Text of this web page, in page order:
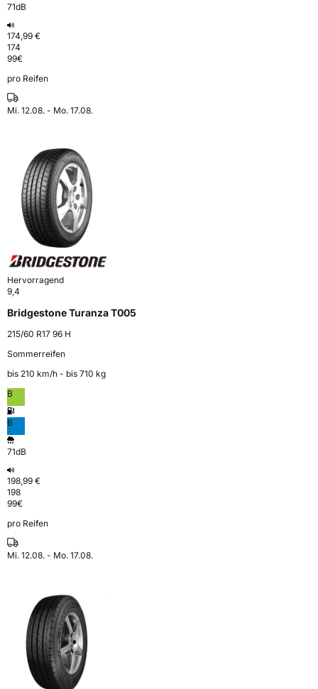
71dB
174,99 €
174
99€
pro Reifen
Mi. 12.08. - Mo. 17.08.
Hervorragend
9,4
Bridgestone Turanza T005
215/60 R17 96 H
Sommerreifen
bis 210 km⁠/⁠h - bis 710 kg
B
B
71dB
198,99 €
198
99€
pro Reifen
Mi. 12.08. - Mo. 17.08.